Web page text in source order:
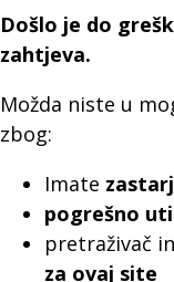
Došlo je do
zahtjeva.
Možda niste u
zbog:
Imate
pogrešno
pretraživač
za ovaj site